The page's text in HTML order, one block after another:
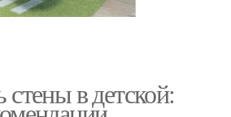
стены в детской: